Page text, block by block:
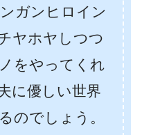
ガンヒロイン
ヤホヤしつつ
をやってくれ
に優しい世界
のでしょう。